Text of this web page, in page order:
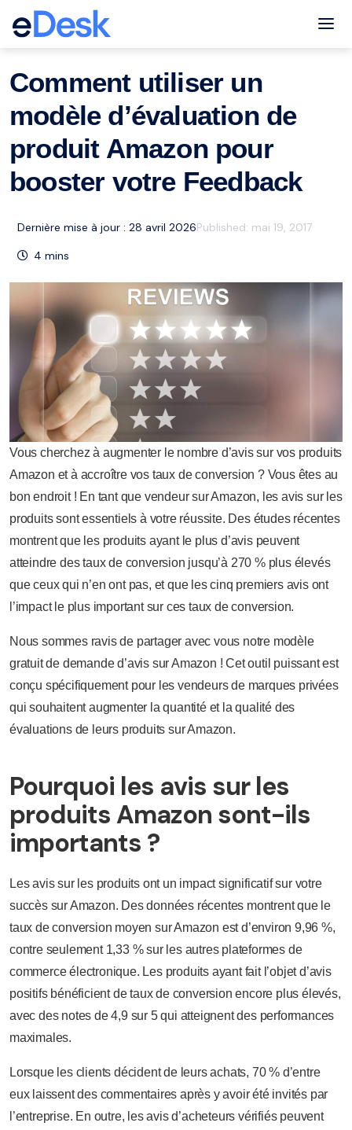
eCommerce Support Central
Comment utiliser un
modèle d’évaluation de
produit Amazon pour
booster votre Feedback
Dernière mise à jour : 28 avril 2026Published: mai 19, 2017
4 mins
Vous cherchez à augmenter le nombre d’avis sur vos produits
Amazon et à accroître vos taux de conversion ? Vous êtes au
bon endroit ! En tant que vendeur sur Amazon, les avis sur les
produits sont essentiels à votre réussite. Des études récentes
montrent que les produits ayant le plus d’avis peuvent
atteindre des taux de conversion jusqu’à 270 % plus élevés
que ceux qui n’en ont pas, et que les cinq premiers avis ont
l’impact le plus important sur ces taux de conversion.
Nous sommes ravis de partager avec vous notre modèle
gratuit de demande d’avis sur Amazon ! Cet outil puissant est
conçu spécifiquement pour les vendeurs de marques privées
qui souhaitent augmenter la quantité et la qualité des
évaluations de leurs produits sur Amazon.
Pourquoi les avis sur les
produits Amazon sont-ils
importants ?
Les avis sur les produits ont un impact significatif sur votre
succès sur Amazon. Des données récentes montrent que le
taux de conversion moyen sur Amazon est d’environ 9,96 %,
contre seulement 1,33 % sur les autres plateformes de
commerce électronique. Les produits ayant fait l’objet d’avis
positifs bénéficient de taux de conversion encore plus élevés,
avec des notes de 4,9 sur 5 qui atteignent des performances
maximales.
Lorsque les clients décident de leurs achats, 70 % d’entre
eux laissent des commentaires après y avoir été invités par
l’entreprise. En outre, les avis d’acheteurs vérifiés peuvent